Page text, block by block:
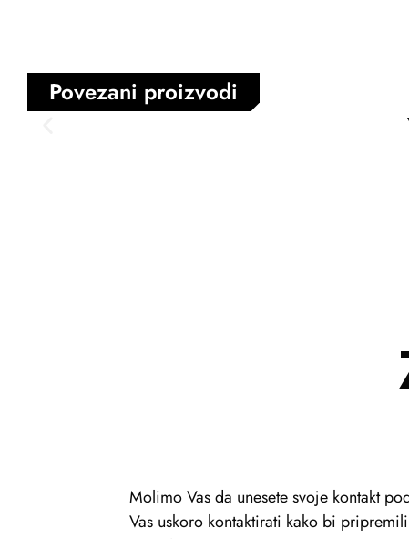
Povezani proizvodi
Molimo Vas da unesete svoje kontakt
Vas uskoro kontaktirati kako bi